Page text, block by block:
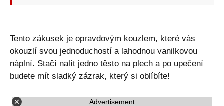
Tento zákusek je opravdovým kouzlem, které vás
okouzlí svou jednoduchostí a lahodnou vanilkovou
náplní. Stačí nalít jedno těsto na plech a po upečení
budete mít sladký zázrak, který si oblíbíte!
Advertisement